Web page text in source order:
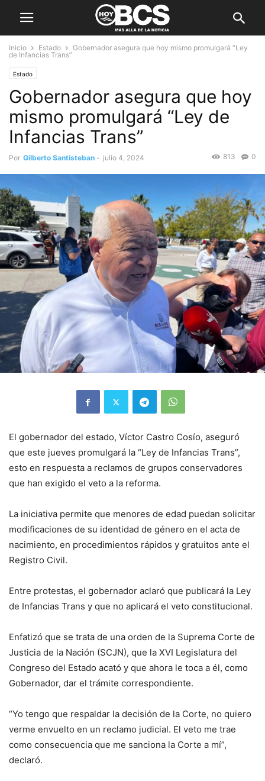
Inicio Estado
Gobernador asegura que hoy mismo promulgará “Ley
de Infancias Trans”
Estado
Gobernador asegura que hoy
mismo promulgará “Ley de
Infancias Trans”
Por Gilberto Santisteban - julio 4, 2024 0
813
El gobernador del estado, Víctor Castro Cosío, aseguró
que este jueves promulgará la “Ley de Infancias Trans”,
esto en respuesta a reclamos de grupos conservadores
que han exigido el veto a la reforma.
La iniciativa permite que menores de edad puedan solicitar
modificaciones de su identidad de género en el acta de
nacimiento, en procedimientos rápidos y gratuitos ante el
Registro Civil.
Entre protestas, el gobernador aclaró que publicará la Ley
de Infancias Trans y que no aplicará el veto constitucional.
Enfatizó que se trata de una orden de la Suprema Corte de
Justicia de la Nación (SCJN), que la XVI Legislatura del
Congreso del Estado acató y que ahora le toca a él, como
Gobernador, dar el trámite correspondiente.
“Yo tengo que respaldar la decisión de la Corte, no quiero
verme envuelto en un reclamo judicial. El veto me trae
como consecuencia que me sanciona la Corte a mí”,
declaró.